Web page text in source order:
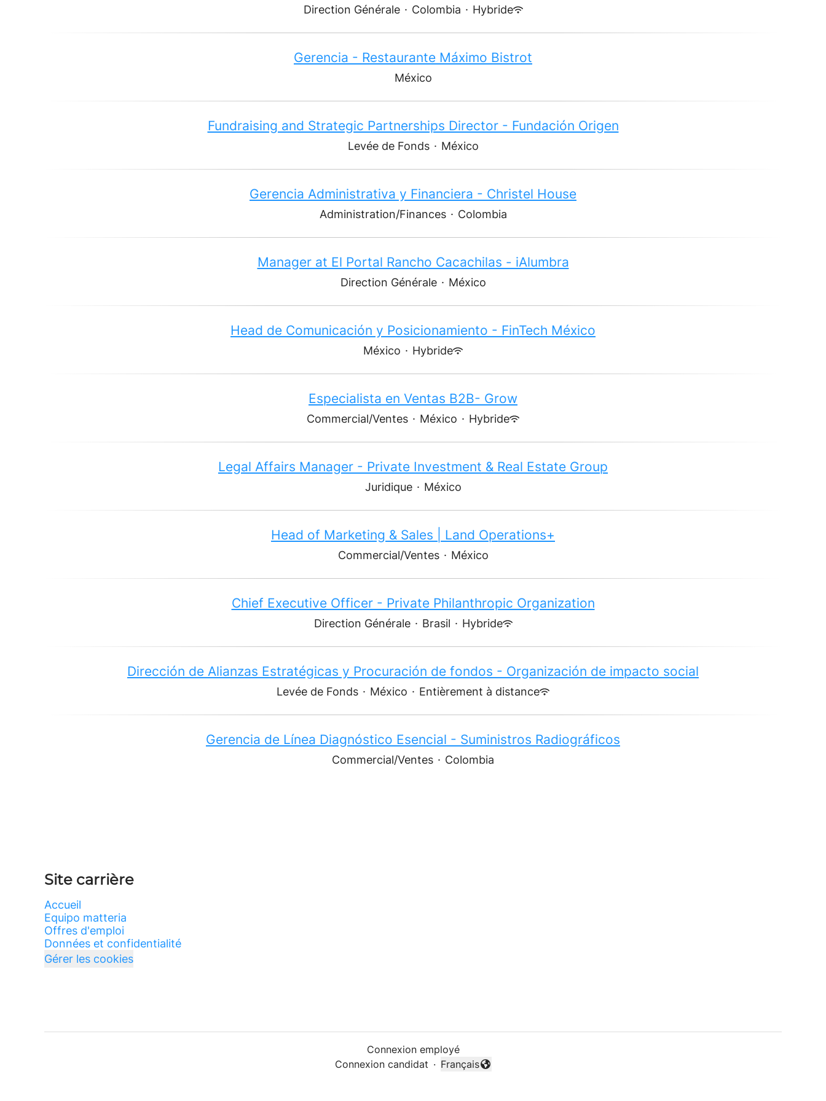
Direction Générale · Colombia · Hybride
Gerencia - Restaurante Máximo Bistrot
México
Fundraising and Strategic Partnerships Director - Fundación Origen
Levée de Fonds · México
Gerencia Administrativa y Financiera - Christel House
Administration/Finances · Colombia
Manager at El Portal Rancho Cacachilas - iAlumbra
Direction Générale · México
Head de Comunicación y Posicionamiento - FinTech México
México · Hybride
Especialista en Ventas B2B- Grow
Commercial/Ventes · México · Hybride
Legal Affairs Manager - Private Investment & Real Estate Group
Juridique · México
Head of Marketing & Sales | Land Operations+
Commercial/Ventes · México
Chief Executive Officer - Private Philanthropic Organization
Direction Générale · Brasil · Hybride
Dirección de Alianzas Estratégicas y Procuración de fondos - Organización de impacto social
Levée de Fonds · México · Entièrement à distance
Gerencia de Línea Diagnóstico Esencial - Suministros Radiográficos
Commercial/Ventes · Colombia
Site carrière
Accueil
Equipo matteria
Offres d'emploi
Données et confidentialité
Gérer les cookies
Connexion employé
Connexion candidat ·
Changer la langue
Français